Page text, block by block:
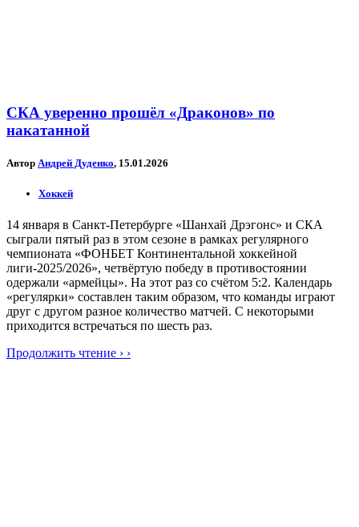
СКА уверенно прошёл «Драконов» по
накатанной
Автор Андрей Дуденко, 15.01.2026
Хоккей
14 января в Санкт-Петербурге «Шанхай Дрэгонс» и СКА
сыграли пятый раз в этом сезоне в рамках регулярного
чемпионата «ФОНБЕТ Континентальной хоккейной
лиги-2025/2026», четвёртую победу в противостоянии
одержали «армейцы». На этот раз со счётом 5:2. Календарь
«регулярки» составлен таким образом, что команды играют
друг с другом разное количество матчей. С некоторыми
приходится встречаться по шесть раз.
Продолжить чтение › ›